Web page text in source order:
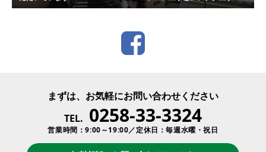
まずは、お気軽にお問い合わせください
TEL. 0258-33-3324
営業時間：9:00～19:00／定休日：毎週水曜・祝日